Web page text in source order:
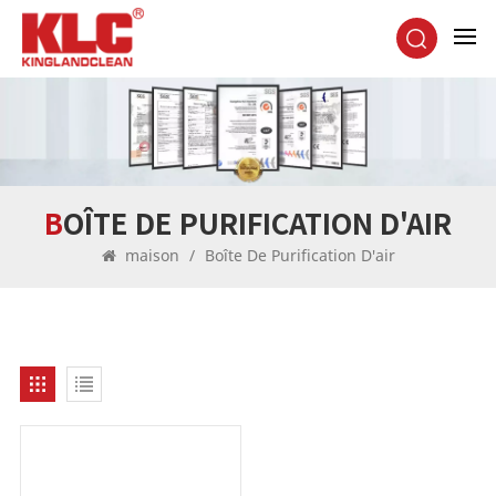
BOÎTE DE PURIFICATION D'AIR
maison / Boîte De Purification D'air